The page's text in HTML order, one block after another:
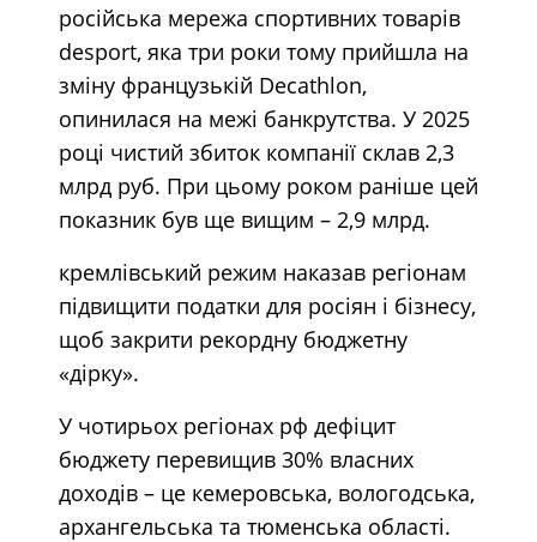
російська мережа спортивних товарів
desport, яка три роки тому прийшла на
зміну французькій Decathlon,
опинилася на межі банкрутства. У 2025
році чистий збиток компанії склав 2,3
млрд руб. При цьому роком раніше цей
показник був ще вищим – 2,9 млрд.
кремлівський режим наказав регіонам
підвищити податки для росіян і бізнесу,
щоб закрити рекордну бюджетну
«дірку».
У чотирьох регіонах рф дефіцит
бюджету перевищив 30% власних
доходів – це кемеровська, вологодська,
архангельська та тюменська області.